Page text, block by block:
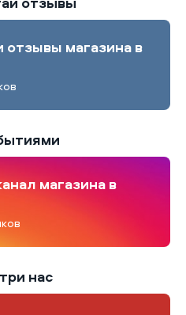
отзывы магазина в
магазина в
нас